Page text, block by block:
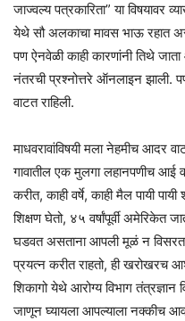
जाज्वल्य पत्रकारिता” या विषयावर
येथे सौ अलकाचा मावस भाऊ रहात
पण ऐनवेळी काही कारणांनी तिथे
नंतरची प्रश्नोत्तरे ऑनलाइन झाली.
वाटत राहिली.
माधवरावांविषयी मला नेहमीच आदर
गावातील एक मुलगा लहानपणीच आई
करीत, काही वर्षे, काही मैल पायी
शिक्षण घेतो, ४५ वर्षांपूर्वी अमेरिकेत
घडवत असताना आपली मूळं न विसरता
प्रयत्न करीत राहतो, ही खरोखरच
शिकागो येथे आरोग्य विभाग तंत्रज्ञान
जाणून घ्यायला आपल्याला नक्कीच